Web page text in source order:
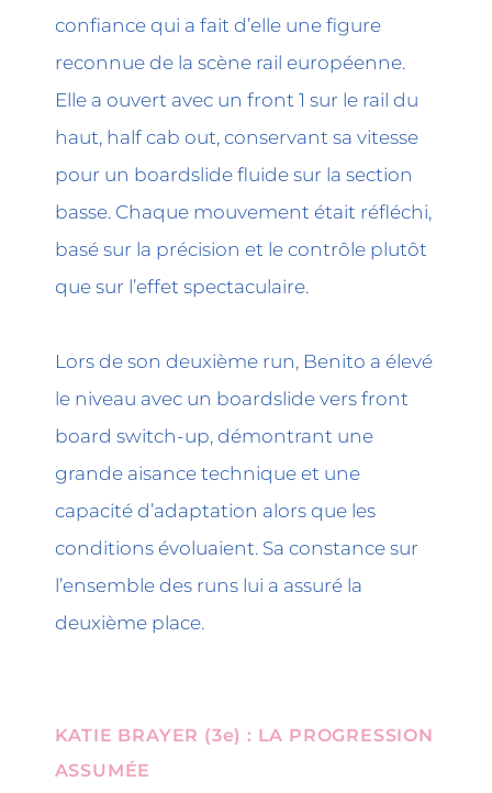
confiance qui a fait d’elle une figure
reconnue de la scène rail européenne.
Elle a ouvert avec un front 1 sur le rail du
haut, half cab out, conservant sa vitesse
pour un boardslide fluide sur la section
basse. Chaque mouvement était réfléchi,
basé sur la précision et le contrôle plutôt
que sur l’effet spectaculaire.
Lors de son deuxième run, Benito a élevé
le niveau avec un boardslide vers front
board switch-up, démontrant une
grande aisance technique et une
capacité d’adaptation alors que les
conditions évoluaient. Sa constance sur
l’ensemble des runs lui a assuré la
deuxième place.
KATIE BRAYER (3e) : LA PROGRESSION
ASSUMÉE